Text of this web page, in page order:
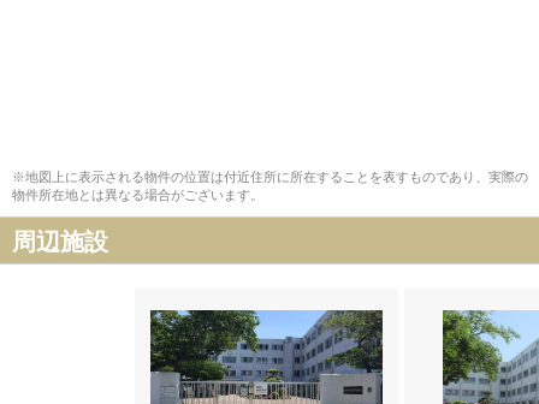
※地図上に表示される物件の位置は付近住所に所在することを表すものであり、実際の
物件所在地とは異なる場合がございます。
周辺施設